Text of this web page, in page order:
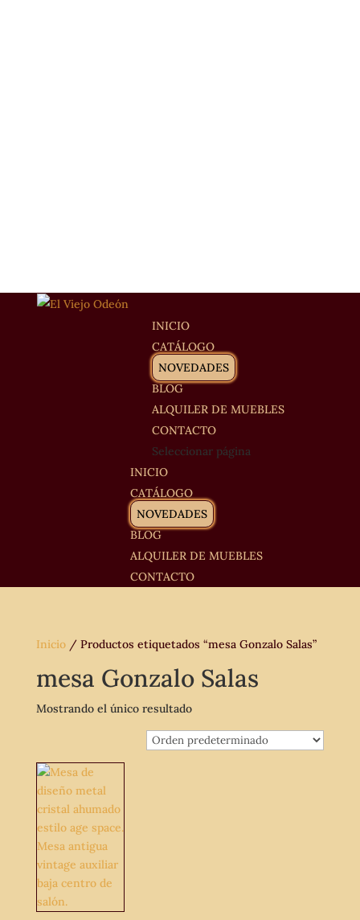
INICIO
CATÁLOGO
NOVEDADES
BLOG
ALQUILER DE MUEBLES
CONTACTO
Seleccionar página
INICIO
CATÁLOGO
NOVEDADES
BLOG
ALQUILER DE MUEBLES
CONTACTO
Inicio/ Productos etiquetados “mesa Gonzalo Salas”
mesa Gonzalo Salas
Mostrando el único resultado